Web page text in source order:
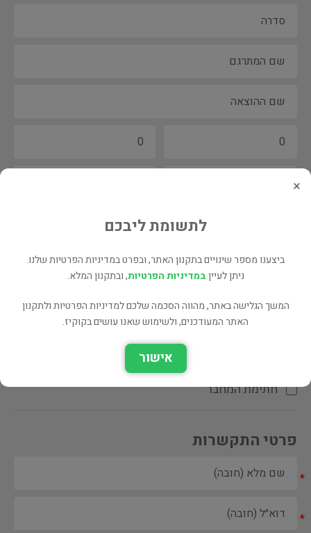
הקדשת המחבר\המתרגם
חתימת המחבר
פרטי התקשרות
*
*
×
לתשומת ליבכם
ביצענו מספר שינויים בתקנון האתר, ובפרט במדיניות הפרטיות שלנו.
ניתן לעייןבמדיניות הפרטיות, ובתקנון המלא.
המשך הגלישה באתר, מהווה הסכמה שלכם למדיניות הפרטיות ולתקנון
האתר המעודכנים, ולשימוש שאנו עושים בקוקיז.
אישור